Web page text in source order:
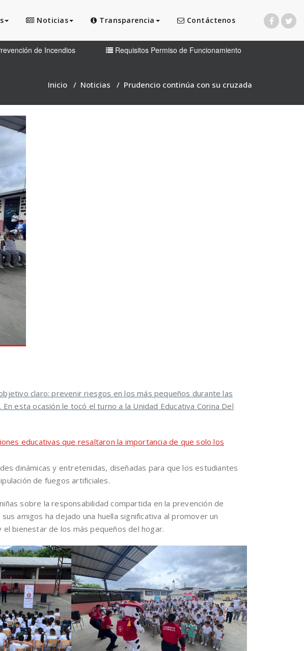
Noticias Transparencia Contáctenos
de Incendios Requisitos Permiso de Funcionamiento
Inicio / Noticias / Prudencio continúa con su cruzada
claro: prevenir riesgos en los más pequeños durante las
esta ocasión le tocó el turno a la Unidad Educativa Corina Del
educativas que resaltaron la importancia de que solo los
dinámicas y entretenidas, diseñadas para que los estudiantes
de fuegos artificiales.
sobre la responsabilidad compartida en la prevención de
amigos ha dejado una huella significativa al promover un
bienestar de los más pequeños del hogar.